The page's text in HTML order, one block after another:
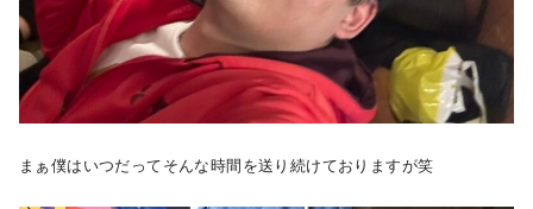
まぁ僕はいつだってそんな時間を送り続けておりますが笑